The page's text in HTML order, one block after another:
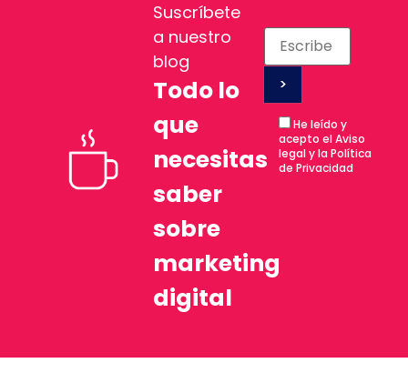
Suscríbete
a nuestro
blog
Todo lo
que
necesitas
saber
sobre
marketing
digital
He leído y
acepto el Aviso
legal y la Política
de Privacidad